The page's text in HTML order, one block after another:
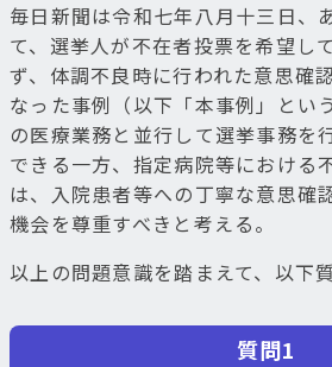
毎日新聞は令和七年八月十三日、
て、選挙人が不在者投票を希望し
ず、体調不良時に行われた意思確
なった事例（以下「本事例」とい
の医療業務と並行して選挙事務を
できる一方、指定病院等における
は、入院患者等への丁寧な意思確
機会を尊重すべきと考える。
以上の問題意識を踏まえて、以下
質問1